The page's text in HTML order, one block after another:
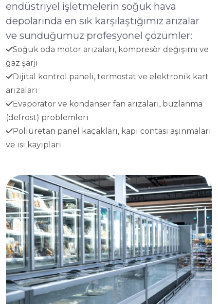
endüstriyel işletmelerin soğuk hava
depolarında en sık karşılaştığımız arızalar
ve sunduğumuz profesyonel çözümler:
Soğuk oda motor arızaları, kompresör değişimi ve
gaz şarjı
Dijital kontrol paneli, termostat ve elektronik kart
arızaları
Evaporatör ve kondanser fan arızaları, buzlanma
(defrost) problemleri
Poliüretan panel kaçakları, kapı contası aşınmaları
ve ısı kayıpları